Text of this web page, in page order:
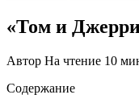
«Том и
Автор На чтение 10
Содержание